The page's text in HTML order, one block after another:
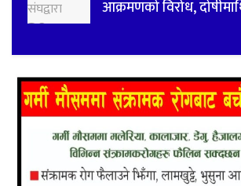
आक्रमणको विरोध,